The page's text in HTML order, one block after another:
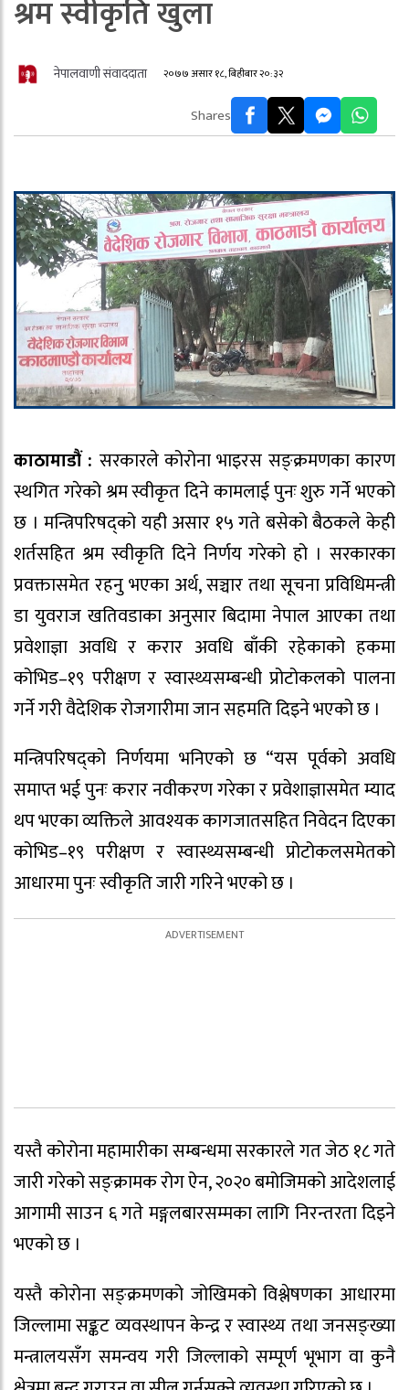
श्रम स्वीकृति खुला
नेपालवाणी संवाददाता २०७७ असार १८, बिहीबार २०:३२
Shares
काठामाडौं : सरकारले कोरोना भाइरस सङ्क्रमणका कारण
स्थगित गरेको श्रम स्वीकृत दिने कामलाई पुनः शुरु गर्ने भएको
छ । मन्त्रिपरिषद्को यही असार १५ गते बसेको बैठकले केही
शर्तसहित श्रम स्वीकृति दिने निर्णय गरेको हो । सरकारका
प्रवक्तासमेत रहनु भएका अर्थ, सञ्चार तथा सूचना प्रविधिमन्त्री
डा युवराज खतिवडाका अनुसार बिदामा नेपाल आएका तथा
प्रवेशाज्ञा अवधि र करार अवधि बाँकी रहेकाको हकमा
कोभिड–१९ परीक्षण र स्वास्थ्यसम्बन्धी प्रोटोकलको पालना
गर्ने गरी वैदेशिक रोजगारीमा जान सहमति दिइने भएको छ ।
मन्त्रिपरिषद्को निर्णयमा भनिएको छ “यस पूर्वको अवधि
समाप्त भई पुनः करार नवीकरण गरेका र प्रवेशाज्ञासमेत म्याद
थप भएका व्यक्तिले आवश्यक कागजातसहित निवेदन दिएका
कोभिड–१९ परीक्षण र स्वास्थ्यसम्बन्धी प्रोटोकलसमेतको
आधारमा पुनः स्वीकृति जारी गरिने भएको छ ।
यस्तै कोरोना महामारीका सम्बन्धमा सरकारले गत जेठ १८ गते
जारी गरेको सङ्क्रामक रोग ऐन, २०२० बमोजिमको आदेशलाई
आगामी साउन ६ गते मङ्गलबारसम्मका लागि निरन्तरता दिइने
भएको छ ।
यस्तै कोरोना सङ्क्रमणको जोखिमको विश्लेषणका आधारमा
जिल्लामा सङ्कट व्यवस्थापन केन्द्र र स्वास्थ्य तथा जनसङ्ख्या
मन्त्रालयसँग समन्वय गरी जिल्लाको सम्पूर्ण भूभाग वा कुनै